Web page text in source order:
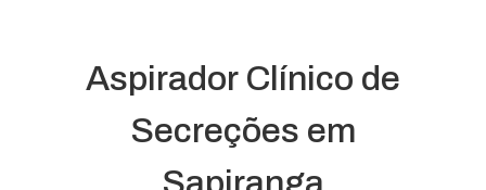
Aspirador Clínico de
Secreções em